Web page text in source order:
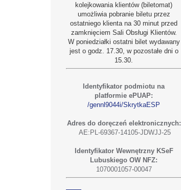
kolejkowania klientów (biletomat)
umożliwia pobranie biletu przez
ostatniego klienta na 30 minut przed
zamknięciem Sali Obsługi Klientów.
W poniedziałki ostatni bilet wydawany
jest o godz. 17.30, w pozostałe dni o
15.30.
Identyfikator podmiotu na
platformie ePUAP:
/gennl9044i/SkrytkaESP
Adres do doręczeń elektronicznych:
AE:PL-69367-14105-JDWJJ-25
Identyfikator Wewnętrzny KSeF
Lubuskiego OW NFZ:
1070001057-00047